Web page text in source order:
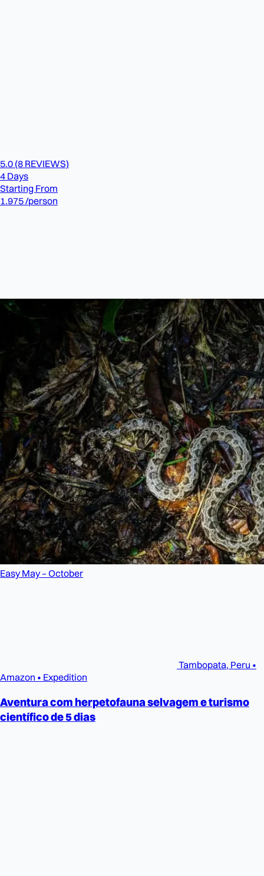
5.0 (8 REVIEWS)
4 Days
Starting From
1.975/person
EasyMay – October
Tambopata, Peru •
Amazon • Expedition
Aventura com herpetofauna selvagem e turismo
científico de 5 dias